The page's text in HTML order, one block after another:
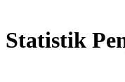
Statistik